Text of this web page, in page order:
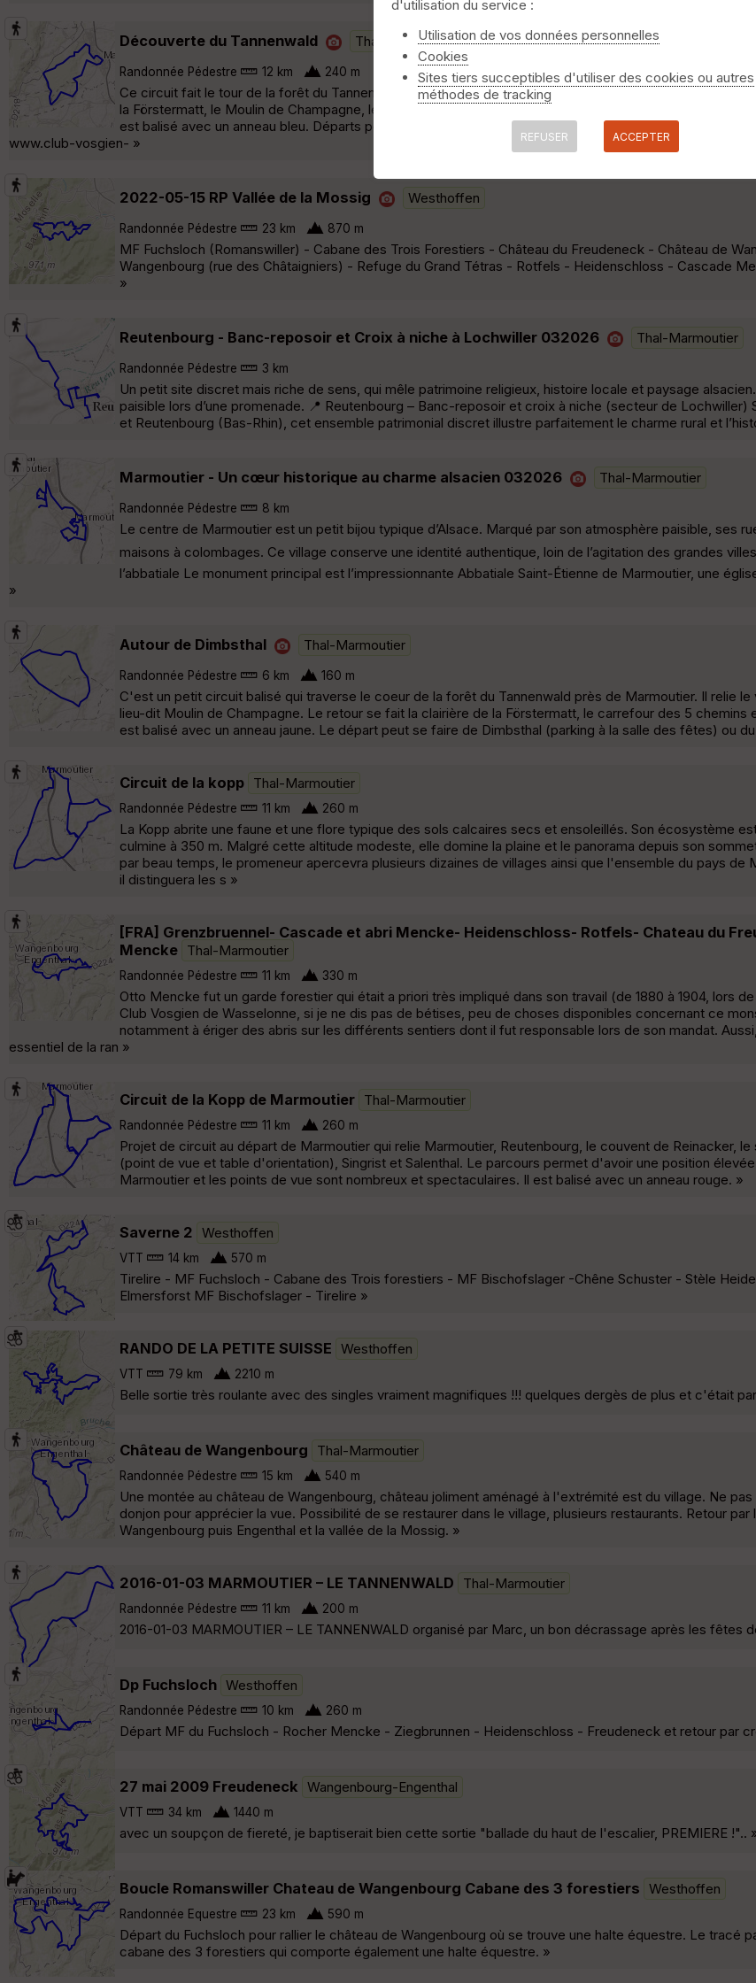
Découverte du Tannenwald Thal-Marmoutier
Randonnée Pédestre 12 km 240 m
Ce circuit fait le tour de la forêt du Tannenwald. Il relie Marmoutier, la chapelle du Sindelsberg, Air et
la Förstermatt, le Moulin de Champagne, le hameau du Buchberg, Dimbsthal, la Croix du Rasten et le
est balisé avec un anneau bleu. Départs possibles à Marmoutier, Air et Vie, Moulin de Champagne,
www.club-vosgien- »
2022-05-15 RP Vallée de la Mossig Westhoffen
Randonnée Pédestre 23 km 870 m
MF Fuchsloch (Romanswiller) - Cabane des Trois Forestiers - Château du Freudeneck - Château de
Wangenbourg (rue des Châtaigniers) - Refuge du Grand Tétras - Rotfels - Heidenschloss - Cascade
»
Reutenbourg - Banc-reposoir et Croix à niche à Lochwiller 032026 Thal-Marmoutier
Randonnée Pédestre 3 km
Un petit site discret mais riche de sens, qui mêle patrimoine religieux, histoire locale et paysage
paisible lors d’une promenade. 📍 Reutenbourg – Banc-reposoir et croix à niche (secteur de Lochwiller)
et Reutenbourg (Bas-Rhin), cet ensemble patrimonial discret illustre parfaitement le charme rural et
Marmoutier - Un cœur historique au charme alsacien 032026 Thal-Marmoutier
Randonnée Pédestre 8 km
Le centre de Marmoutier est un petit bijou typique d’Alsace. Marqué par son atmosphère paisible, ses
maisons à colombages. Ce village conserve une identité authentique, loin de l’agitation des grandes
l’abbatiale Le monument principal est l’impressionnante Abbatiale Saint-Étienne de Marmoutier, une
»
Autour de Dimbsthal Thal-Marmoutier
Randonnée Pédestre 6 km 160 m
C'est un petit circuit balisé qui traverse le coeur de la forêt du Tannenwald près de Marmoutier. Il relie le
lieu-dit Moulin de Champagne. Le retour se fait la clairière de la Förstermatt, le carrefour des 5 chemins
est balisé avec un anneau jaune. Le départ peut se faire de Dimbsthal (parking à la salle des fêtes) ou
Circuit de la kopp Thal-Marmoutier
Randonnée Pédestre 11 km 260 m
La Kopp abrite une faune et une flore typique des sols calcaires secs et ensoleillés. Son écosystème
culmine à 350 m. Malgré cette altitude modeste, elle domine la plaine et le panorama depuis son
par beau temps, le promeneur apercevra plusieurs dizaines de villages ainsi que l'ensemble du pays de
il distinguera les s »
[FRA] Grenzbruennel- Cascade et abri Mencke- Heidenschloss- Rotfels- Chateau du
Mencke Thal-Marmoutier
Randonnée Pédestre 11 km 330 m
Otto Mencke fut un garde forestier qui était a priori très impliqué dans son travail (de 1880 à 1904, lors
Club Vosgien de Wasselonne, si je ne dis pas de bétises, peu de choses disponibles concernant ce
notamment à ériger des abris sur les différents sentiers dont il fut responsable lors de son mandat.
essentiel de la ran »
Circuit de la Kopp de Marmoutier Thal-Marmoutier
Randonnée Pédestre 11 km 260 m
Projet de circuit au départ de Marmoutier qui relie Marmoutier, Reutenbourg, le couvent de Reinacker,
(point de vue et table d'orientation), Singrist et Salenthal. Le parcours permet d'avoir une position
Marmoutier et les points de vue sont nombreux et spectaculaires. Il est balisé avec un anneau rouge. »
Saverne 2 Westhoffen
VTT 14 km 570 m
Tirelire - MF Fuchsloch - Cabane des Trois forestiers - MF Bischofslager -Chêne Schuster - Stèle
Elmersforst MF Bischofslager - Tirelire »
RANDO DE LA PETITE SUISSE Westhoffen
VTT 79 km 2210 m
Belle sortie très roulante avec des singles vraiment magnifiques !!! quelques dergès de plus et c'était
Château de Wangenbourg Thal-Marmoutier
Randonnée Pédestre 15 km 540 m
Une montée au château de Wangenbourg, château joliment aménagé à l'extrémité est du village. Ne
donjon pour apprécier la vue. Possibilité de se restaurer dans le village, plusieurs restaurants. Retour par
Wangenbourg puis Engenthal et la vallée de la Mossig. »
2016-01-03 MARMOUTIER – LE TANNENWALD Thal-Marmoutier
Randonnée Pédestre 11 km 200 m
2016-01-03 MARMOUTIER – LE TANNENWALD organisé par Marc, un bon décrassage après les fêtes
Dp Fuchsloch Westhoffen
Randonnée Pédestre 10 km 260 m
Départ MF du Fuchsloch - Rocher Mencke - Ziegbrunnen - Heidenschloss - Freudeneck et retour par
27 mai 2009 Freudeneck Wangenbourg-Engenthal
VTT 34 km 1440 m
avec un soupçon de fiereté, je baptiserait bien cette sortie "ballade du haut de l'escalier, PREMIERE !"..
Boucle Romanswiller Chateau de Wangenbourg Cabane des 3 forestiers Westhoffen
Randonnée Equestre 23 km 590 m
Départ du Fuchsloch pour rallier le château de Wangenbourg où se trouve une halte équestre. Le tracé
cabane des 3 forestiers qui comporte également une halte équestre. »
d'utilisation du service :
Utilisation de vos données personnelles
Cookies
Sites tiers succeptibles d'utiliser des cookies ou autres
méthodes de tracking
REFUSER ACCEPTER